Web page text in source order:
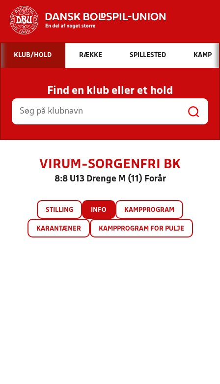
Hvad vil du søge efter?
INDHOLD OG NYHEDER
STILLINGER, RESULTATER, KLUBBER OG
HOLD
KLUB/HOLD RÆKKE SPILLESTED KAMP
Find en klub eller et hold
VIRUM-SORGENFRI BK
8:8 U13 Drenge M (11) Forår
STILLING INFO KAMPPROGRAM
KARANTÆNER KAMPPROGRAM FOR PULJE